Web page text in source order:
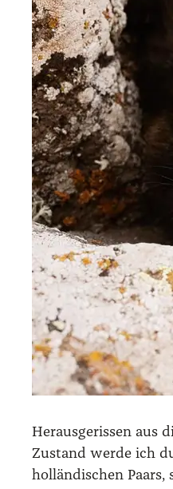
Her­aus­ge­ris­sen aus
Zustand wer­de ich
hol­län­di­schen Paars,